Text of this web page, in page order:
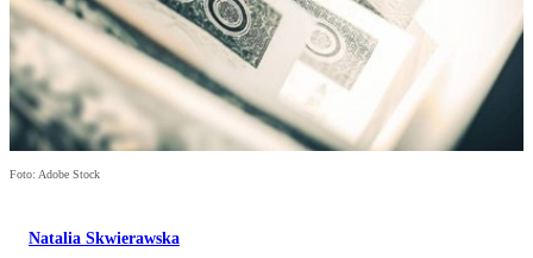
Foto: Adobe Stock
Natalia Skwierawska